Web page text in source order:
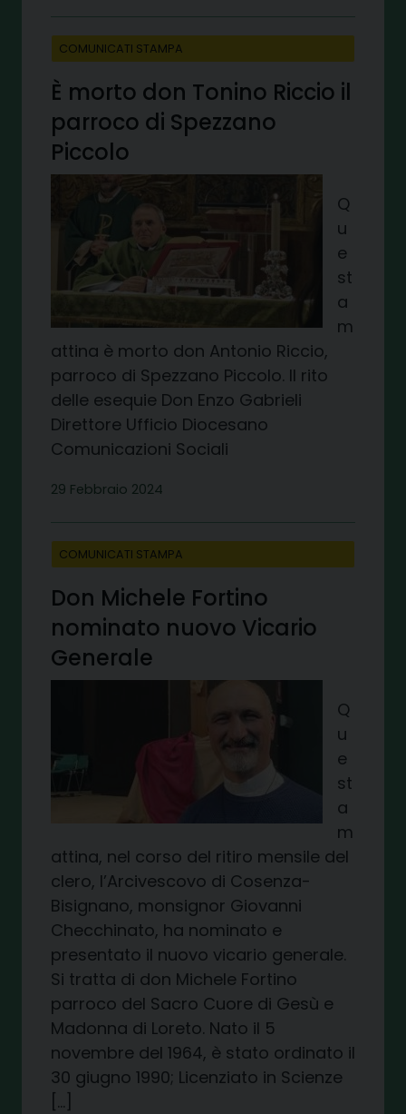
COMUNICATI STAMPA
È morto don Tonino Riccio il
parroco di Spezzano
Piccolo
Q
u
e
st
a
m
attina è morto don Antonio Riccio,
parroco di Spezzano Piccolo. Il rito
delle esequie Don Enzo Gabrieli
Direttore Ufficio Diocesano
Comunicazioni Sociali
29 Febbraio 2024
COMUNICATI STAMPA
Don Michele Fortino
nominato nuovo Vicario
Generale
Q
u
e
st
a
m
attina, nel corso del ritiro mensile del
clero, l’Arcivescovo di Cosenza-
Bisignano, monsignor Giovanni
Checchinato, ha nominato e
presentato il nuovo vicario generale.
Si tratta di don Michele Fortino
parroco del Sacro Cuore di Gesù e
Madonna di Loreto. Nato il 5
novembre del 1964, è stato ordinato il
30 giugno 1990; Licenziato in Scienze
[…]